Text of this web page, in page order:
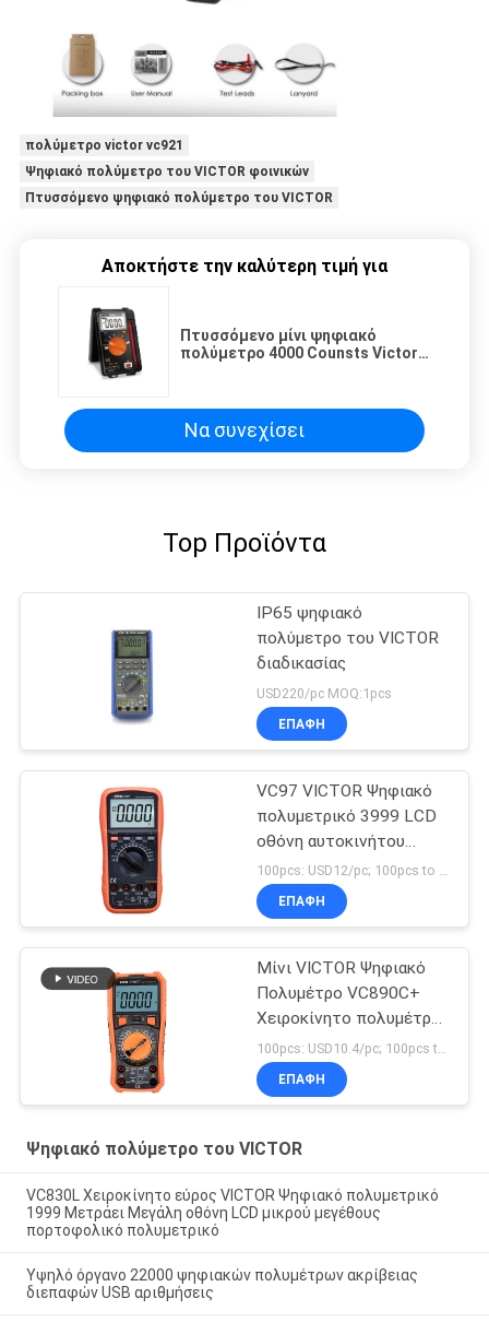
πολύμετρο victor vc921
Ψηφιακό πολύμετρο του VICTOR φοινικών
Πτυσσόμενο ψηφιακό πολύμετρο του VICTOR
Αποκτήστε την καλύτερη τιμή για
Πτυσσόμενο μίνι ψηφιακό
πολύμετρο 4000 Counsts Victor
Να συνεχίσει
Top Προϊόντα
IP65 ψηφιακό
πολύμετρο του VICTOR
διαδικασίας
USD220/pc MOQ:1pcs
ΕΠΑΦΉ
VC97 VICTOR Ψηφιακό
πολυμετρικό 3999 LCD
οθόνη αυτοκινήτου
ψηφιακό πολυμετρικό
VICTOR αρχικό
εργοστάσιο
100pcs: USD12/pc; 100pcs to 500pcs: USD11.5/pc; 500pcs to 1000pcs: USD10.8; Above 3000pcs: USD10.3/pc MOQ:100PCS
ΕΠΑΦΉ
Μίνι VICTOR Ψηφιακό
Πολυμέτρο VC890C+
Χειροκίνητο πολυμέτρο
εμβέλειας 1999 LCD
οθόνη NCV LIVE True
RMS Πολυμέτρο
100pcs: USD10.4/pc; 100pcs to 500pcs: USD10/pc; 500pcs to 1000pcs: USD9.4; Above 3000pcs: USD9/pc MOQ:100PCS
ΕΠΑΦΉ
Ψηφιακό πολύμετρο του VICTOR
VC830L Χειροκίνητο εύρος VICTOR Ψηφιακό πολυμετρικό
1999 Μετράει Μεγάλη οθόνη LCD μικρού μεγέθους
πορτοφολικό πολυμετρικό
Υψηλό όργανο 22000 ψηφιακών πολυμέτρων ακρίβειας
διεπαφών USB αριθμήσεις